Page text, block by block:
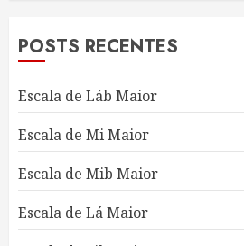
POSTS RECENTES
Escala de Láb Maior
Escala de Mi Maior
Escala de Mib Maior
Escala de Lá Maior